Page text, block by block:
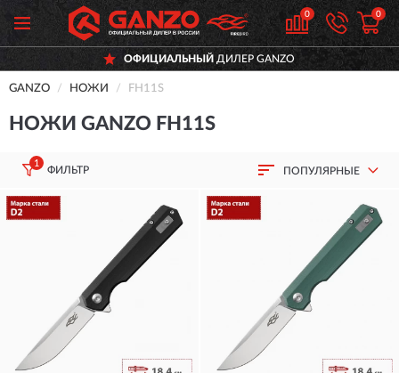
0 0
ОФИЦИАЛЬНЫЙ ДИЛЕР GANZO
GANZO НОЖИ FH11S
НОЖИ GANZO FH11S
1
ФИЛЬТР ПОПУЛЯРНЫЕ